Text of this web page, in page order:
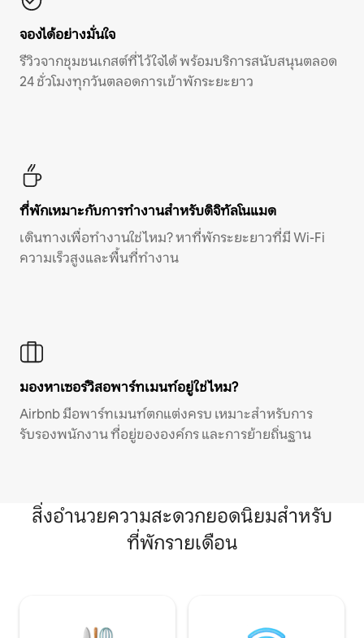
จองได้อย่างมั่นใจ
รีวิวจากชุมชนเกสต์ที่ไว้ใจได้ พร้อมบริการสนับสนุนตลอด
24 ชั่วโมงทุกวันตลอดการเข้าพักระยะยาว
ที่พักเหมาะกับการทำงานสำหรับดิจิทัลโนแมด
เดินทางเพื่อทำงานใช่ไหม? หาที่พักระยะยาวที่มี Wi-Fi
ความเร็วสูงและพื้นที่ทำงาน
มองหาเซอร์วิสอพาร์ทเมนท์อยู่ใช่ไหม?
Airbnb มีอพาร์ทเมนท์ตกแต่งครบ เหมาะสำหรับการ
รับรองพนักงาน ที่อยู่ขององค์กร และการย้ายถิ่นฐาน
สิ่งอำนวยความสะดวกยอดนิยมสำหรับ
ที่พักรายเดือน